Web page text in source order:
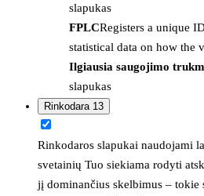
slapukas
FPLCRegisters a unique
statistical data on how the
Ilgiausia saugojimo
slapukas
Rinkodara 13
Rinkodaros slapukai naudojami
svetainių Tuo siekiama rodyti
jį dominančius skelbimus – tokie